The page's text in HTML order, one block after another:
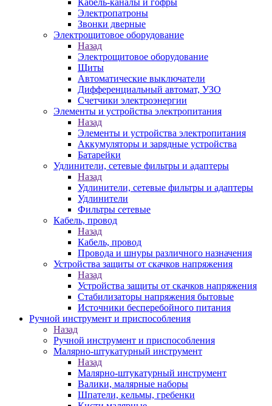
Кабель-каналы и гофры
Электропатроны
Звонки дверные
Электрощитовое оборудование
Назад
Электрощитовое оборудование
Щиты
Автоматические выключатели
Дифференциальный автомат, УЗО
Счетчики электроэнергии
Элементы и устройства электропитания
Назад
Элементы и устройства электропитания
Аккумуляторы и зарядные устройства
Батарейки
Удлинители, сетевые фильтры и адаптеры
Назад
Удлинители, сетевые фильтры и адаптеры
Удлинители
Фильтры сетевые
Кабель, провод
Назад
Кабель, провод
Провода и шнуры различного назначения
Устройства защиты от скачков напряжения
Назад
Устройства защиты от скачков напряжения
Стабилизаторы напряжения бытовые
Источники бесперебойного питания
Ручной инструмент и приспособления
Назад
Ручной инструмент и приспособления
Малярно-штукатурный инструмент
Назад
Малярно-штукатурный инструмент
Валики, малярные наборы
Шпатели, кельмы, гребенки